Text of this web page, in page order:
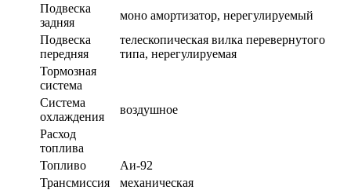
Подвеска
задняя
моно амортизатор, нерегулируемый
Подвеска
передняя
телескопическая вилка перевернутого
типа, нерегулируемая
Тормозная
система
Система
охлаждения
воздушное
Расход
топлива
Топливо
Аи-92
Трансмиссия
механическая